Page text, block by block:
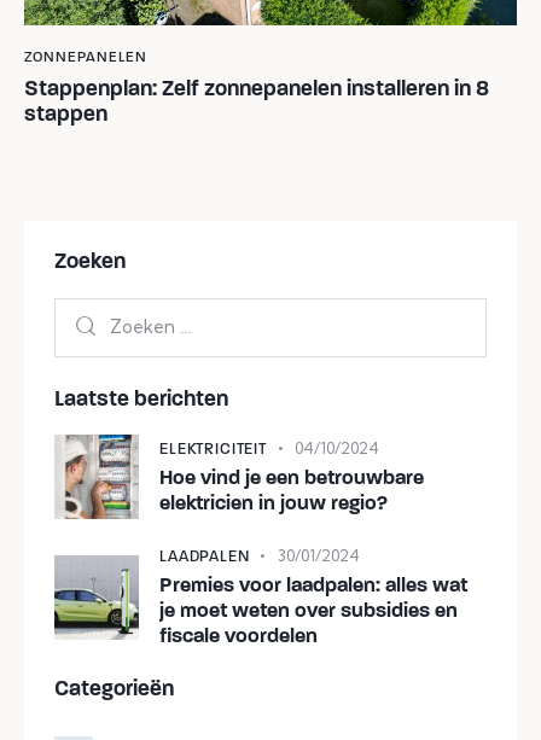
ZONNEPANELEN
Stappenplan: Zelf zonnepanelen installeren in 8
stappen
Zoeken
Laatste berichten
ELEKTRICITEIT 04/10/2024
Hoe vind je een betrouwbare
elektricien in jouw regio?
LAADPALEN 30/01/2024
Premies voor laadpalen: alles wat
je moet weten over subsidies en
fiscale voordelen
Categorieën